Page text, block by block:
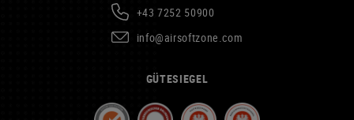
+43 7252 50900
info@airsoftzone.com
GÜTESIEGEL